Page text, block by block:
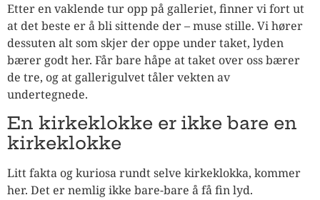
Etter en vaklende tur opp på galleriet, finner vi fort ut
at det beste er å bli sittende der – muse stille. Vi hører
dessuten alt som skjer der oppe under taket, lyden
bærer godt her. Får bare håpe at taket over oss bærer
de tre, og at gallerigulvet tåler vekten av
undertegnede.
En kirkeklokke er ikke bare en
kirkeklokke
Litt fakta og kuriosa rundt selve kirkeklokka, kommer
her. Det er nemlig ikke bare-bare å få fin lyd.